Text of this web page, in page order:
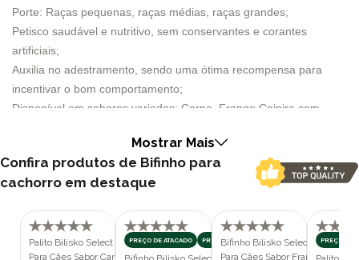
Porte: Raças pequenas, raças médias, raças grandes;
Petisco saudável e nutritivo, sem conservantes e corantes
artificiais;
Auxilia no adestramento, sendo uma ótima recompensa para
incentivar o bom comportamento;
Disponível em sabores variados: Carne, Frango Caipira com
Pode ser utilizado como demonstração de afeto e recompensa no
dia a dia;
Apresentação: disponível em embalagem de 65g e 500g;
O Palito Bilisko Select para cães é o petisco ideal para quem
busca uma opção saudável e nutritiva para recompensar seu pet.
Mostrar Mais
Confira produtos de Bifinho para
cachorro em destaque
Palito Bilisko Select Stick Master
Para Cães Sabor Carne 500g
PREÇO DE ATACADO PREÇO DE ATACADO
Bifinho Bilisko Select Beef
Para Cães Sabor Frango Com
PREÇO DE